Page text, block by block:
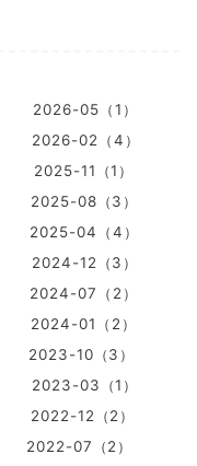
2026-05（1）
2026-02（4）
2025-11（1）
2025-08（3）
2025-04（4）
2024-12（3）
2024-07（2）
2024-01（2）
2023-10（3）
2023-03（1）
2022-12（2）
2022-07（2）